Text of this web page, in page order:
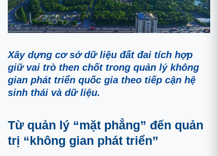
Xây dựng cơ sở dữ liệu đất đai tích hợp
giữ vai trò then chốt trong quản lý không
gian phát triển quốc gia theo tiếp cận hệ
sinh thái và dữ liệu.
Từ quản lý “mặt phẳng” đến quản
trị “không gian phát triển”